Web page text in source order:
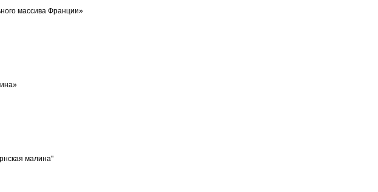
массива Франции»
малина"